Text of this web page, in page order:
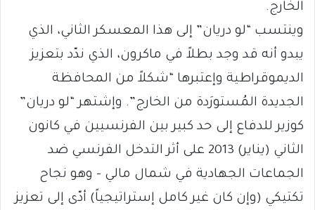
الخارج.
وينتسب “لو دريان” إلى هذا المعسكر الثاني، الذي
يبدو أنه قد وجد بطلاً في ماكرون، الذي ندّد بتعزيز
الديموقراطية وإعتبرها “شكلاً من المحافظة
الجديدة المُستورَدة من الخارج”. وإشتهر “لو دريان”
كوزير للدفاع إلى حد كبير بين الفرنسيين في كانون
الثاني (يناير) 2013 على أثر التدخل الفرنسي ضد
الجماعات الجهادية في شمال مالي – وهو نجاح
تكتيكي (وإن كان غير كامل إستراتيجياً) أدّى إلى تعزيز